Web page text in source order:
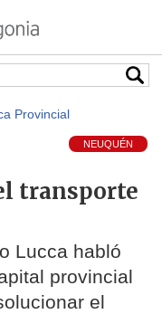
Provincial
NEUQUÉN
transporte
Lucca habló
provincial
el